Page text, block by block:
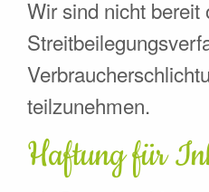
Wir sind nicht bereit
teilzunehmen.
Haftung für